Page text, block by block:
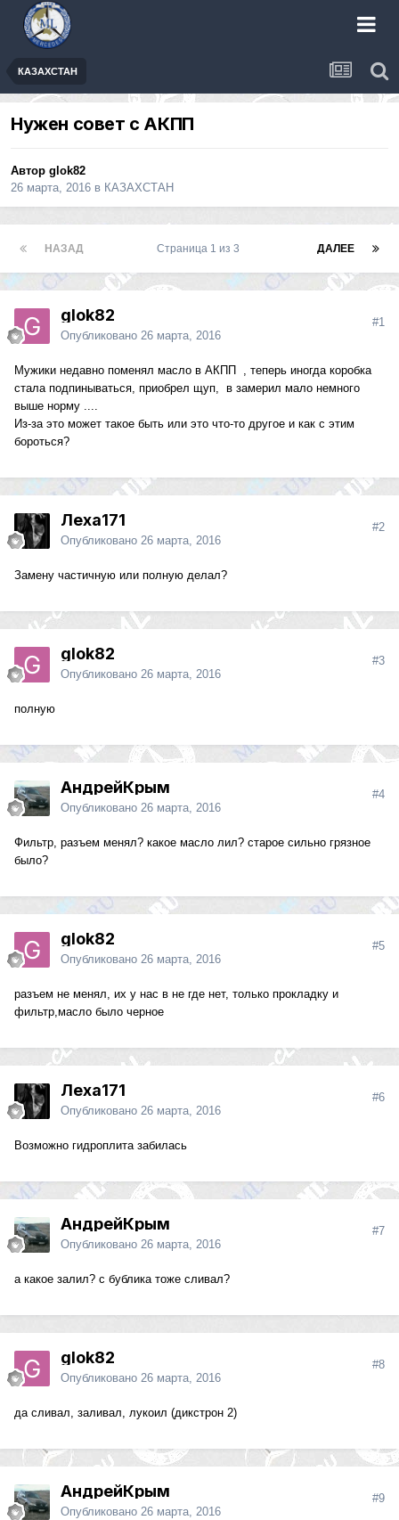
КАЗАХСТАН
Нужен совет с АКПП
Автор glok82
26 марта, 2016 в КАЗАХСТАН
НАЗАД ДАЛЕЕ
Страница 1 из 3
glok82
Опубликовано 26 марта, 2016
#1
Мужики недавно поменял масло в АКПП , теперь иногда коробка
стала подпинываться, приобрел щуп, в замерил мало немного
выше норму ....
Из-за это может такое быть или это что-то другое и как с этим
бороться?
Леха171
Опубликовано 26 марта, 2016
#2
Замену частичную или полную делал?
glok82
Опубликовано 26 марта, 2016
#3
полную
АндрейКрым
Опубликовано 26 марта, 2016
#4
Фильтр, разъем менял? какое масло лил? старое сильно грязное
было?
glok82
Опубликовано 26 марта, 2016
#5
разъем не менял, их у нас в не где нет, только прокладку и
фильтр,масло было черное
Леха171
Опубликовано 26 марта, 2016
#6
Возможно гидроплита забилась
АндрейКрым
Опубликовано 26 марта, 2016
#7
а какое залил? с бублика тоже сливал?
glok82
Опубликовано 26 марта, 2016
#8
да сливал, заливал, лукоил (дикстрон 2)
АндрейКрым
Опубликовано 26 марта, 2016
#9